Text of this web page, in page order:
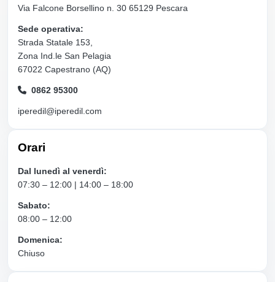
Via Falcone Borsellino n. 30 65129 Pescara
Sede operativa:
Strada Statale 153,
Zona Ind.le San Pelagia
67022 Capestrano (AQ)
0862 95300
iperedil@iperedil.com
Orari
Dal lunedì al venerdì:
07:30 – 12:00 | 14:00 – 18:00
Sabato:
08:00 – 12:00
Domenica:
Chiuso